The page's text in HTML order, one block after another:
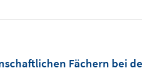
Fächern bei